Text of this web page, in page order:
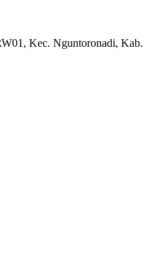
Kec. Nguntoronadi, Kab.